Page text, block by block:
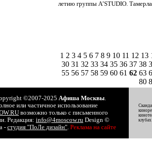
летию группы A’STUDIO.
1 2 3 4 5 6 7 8 9 10 11 12 13
30 31 32 33 34 35 36 37 38
55 56 57 58 59 60 61 62 63
80
©2007-2025 Афиша Москвы.
или частичное использование
возможно только с письменного
Редакция: info@4moscow.ru Design ©
- студия "ПоЛе дизайн". Реклама на сайте